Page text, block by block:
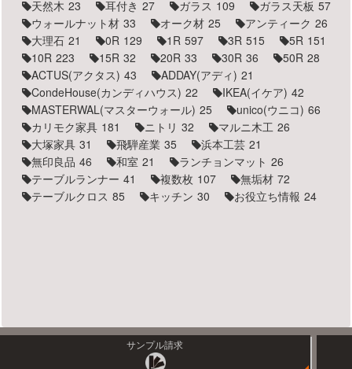
天然木 23 耳付き 27 ガラス 109 ガラス天板 57
ウォールナット材 33 オーク材 25 アンティーク 26
大理石 21 0R 129 1R 597 3R 515 5R 151
10R 223 15R 32 20R 33 30R 36 50R 28
ACTUS(アクタス) 43 ADDAY(アディ) 21
CondeHouse(カンディハウス) 22 IKEA(イケア) 42
MASTERWAL(マスターウォール) 25 unico(ウニコ) 66
カリモク家具 181 ニトリ 32 マルニ木工 26
大塚家具 31 飛騨産業 35 浜本工芸 21
無印良品 46 和室 21 ランチョンマット 26
テーブルランナー 41 複数枚 107 無垢材 72
テーブルクロス 85 キッチン 30 お役立ち情報 24
サンプル請求